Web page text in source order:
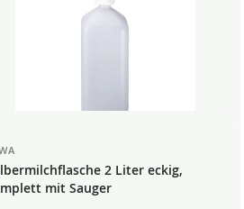
2 Liter eckig,
mit Sauger